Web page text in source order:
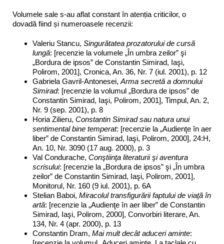
Volumele sale s-au aflat constant în atenția criticilor, o
dovadă fiind și numeroasele recenzii:
Valeriu Stancu, Singurătatea prozatorului de cursă
lungă: [recenzie la volumele „În umbra zeilor” şi
„Bordura de ipsos” de Constantin Simirad, Iaşi,
Polirom, 2001], Cronica, An. 36, Nr. 7 (iul. 2001), p. 12
Gabriela Gavril-Antonesei, Arma secretă a domnului
Simirad: [recenzie la volumul „Bordura de ipsos” de
Constantin Simirad, Iaşi, Polirom, 2001], Timpul, An. 2,
Nr. 9 (sep. 2001), p. 8
Horia Zilieru, Constantin Simirad sau natura unui
sentimental bine temperat: [recenzie la „Audienţe în aer
liber” de Constantin Simirad, Iaşi, Polirom, 2000], 24:H,
An. 10, Nr. 3090 (17 aug. 2000), p. 3
Val Condurache, Conştiinţa literaturii şi aventura
scrisului: [recenzie la „Bordura de ipsos” şi „În umbra
zeilor” de Constantin Simirad, Iaşi, Polirom, 2001],
Monitorul, Nr. 160 (9 iul. 2001), p. 6A
Stelian Baboi, Miracolul transfigurării faptului de viaţă în
artă: [recenzie la „Audienţe în aer liber” de Constantin
Simirad, Iaşi, Polirom, 2000], Convorbiri literare, An.
134, Nr. 4 (apr. 2000), p. 13
Constantin Dram, Mai mult decât aduceri aminte: